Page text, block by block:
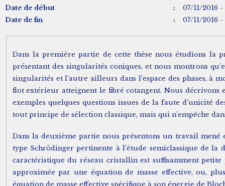
Date de début
:
07/11/2016 -
Date de fin
: 07/11/2016 -
Dans la première partie de cette thèse nous étudions la
présentant des singularités coniques, et nous montrons
singularités et l’autre ailleurs dans l’espace des phases, à
flot extérieur atteignent le fibré cotangent. Nous
exemples quelques questions issues de la faute d’unicité
tout principe de sélection classique, mais qui n’empêche
Dans la deuxième partie nous présentons un travail
type Schrödinger pertinente à l’étude semiclassique de
caractéristique du réseau cristallin est suffisamment
approximée par une équation de masse effective, ou,
équation de masse effective spécifique à son énergie de